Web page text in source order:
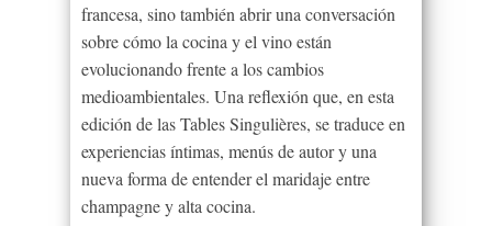
francesa, sino también abrir una conversación
sobre cómo la cocina y el vino están
evolucionando frente a los cambios
medioambientales. Una reflexión que, en esta
edición de las Tables Singulières, se traduce en
experiencias íntimas, menús de autor y una
nueva forma de entender el maridaje entre
champagne y alta cocina.